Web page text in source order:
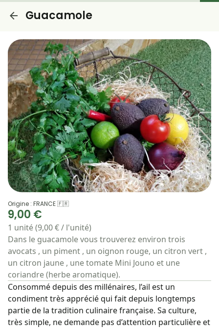
Guacamole
Origine : FRANCE 🇫🇷
9,00 €
1 unité (9,00 € / l'unité)
Dans le guacamole vous trouverez environ trois
avocats , un piment , un oignon rouge, un citron vert ,
un citron jaune , une tomate Mini Jouno et une
coriandre (herbe aromatique).
Consommé depuis des millénaires, l’ail est un
condiment très apprécié qui fait depuis longtemps
partie de la tradition culinaire française. Sa culture,
très simple, ne demande pas d’attention particulière et